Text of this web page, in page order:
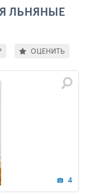
ЛЬНЯНЫЕ
4
ОЦЕНИТЬ